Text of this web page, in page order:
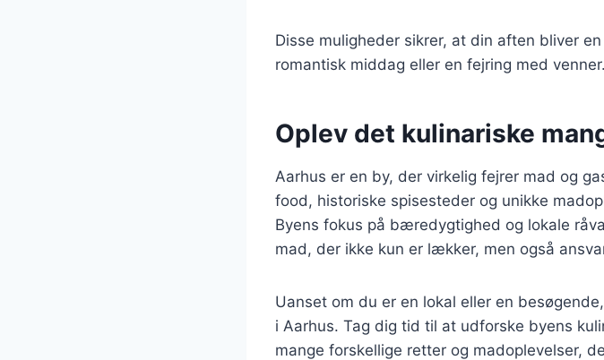
Disse muligheder sikrer, at din aften bliver
romantisk middag eller en fejring med venner.
Oplev det kulinariske
Aarhus er en by, der virkelig fejrer mad og
food, historiske spisesteder og unikke
Byens fokus på bæredygtighed og lokale
mad, der ikke kun er lækker, men også
Uanset om du er en lokal eller en
i Aarhus. Tag dig tid til at udforske byens
mange forskellige retter og madoplevelser,